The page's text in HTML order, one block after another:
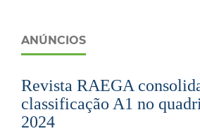
ANÚNCIOS
Revista RAEGA
classificação A1 no
2024